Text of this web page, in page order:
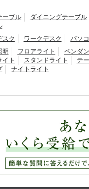
ーブル
ダイニングテーブル
スク ワークデスク パソ
明 フロアライト
ペンダ
イト
スタンドライト
テ
ナイトライト